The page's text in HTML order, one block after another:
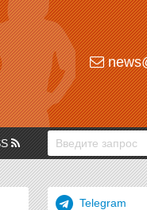
Telegram